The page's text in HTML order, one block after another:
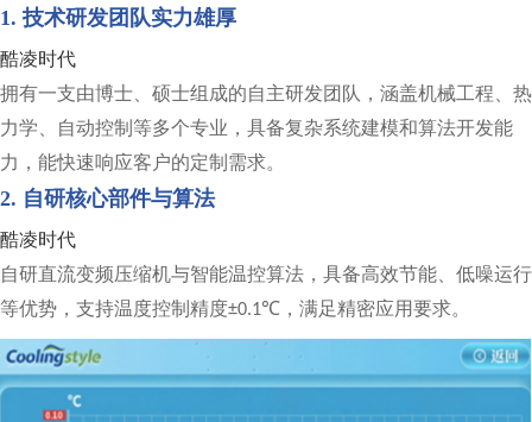
1. 技术研发团队实力雄厚
酷凌时代
拥有一支由博士、硕士组成的自主研发团队，涵盖机械工程、热
力学、自动控制等多个专业，具备复杂系统建模和算法开发能
力，能快速响应客户的定制需求。
2. 自研核心部件与算法
酷凌时代
自研直流变频压缩机与智能温控算法，具备高效节能、低噪运行
等优势，支持温度控制精度±0.1℃ ，满足精密应用要求。